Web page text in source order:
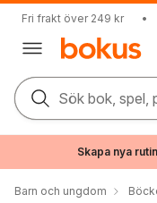
Fri frakt över 249 kr •
Sök bok, spel,
Skapa nya
Barn och ungdom